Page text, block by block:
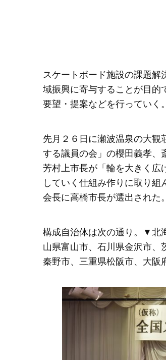
スケートボード施設の課題解
域振興に寄与することが目的
要望・提案などを行っていく。
先月２６日に瀬波温泉の大観
する議員の会」の櫻田義孝、
芳村上市長が「輪を大きく広
していく仕組み作りに取り組
会長に高橋市長が選出された。
構成自治体は次の通り。▼北
山県富山市、石川県金沢市、
秦野市、三重県松阪市、大阪